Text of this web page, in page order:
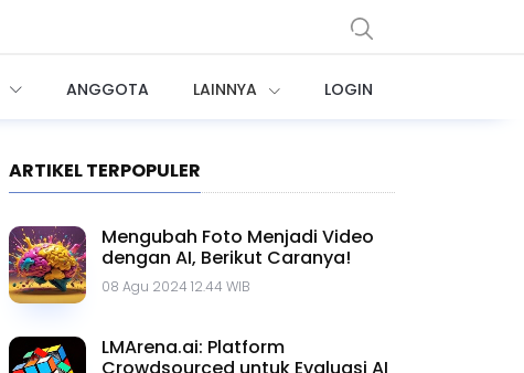
ANGGOTA LAINNYA LOGIN
ARTIKEL TERPOPULER
Mengubah Foto Menjadi Video
dengan AI, Berikut Caranya!
08 Agu 2024 12.44 WIB
LMArena.ai: Platform
Crowdsourced untuk Evaluasi AI